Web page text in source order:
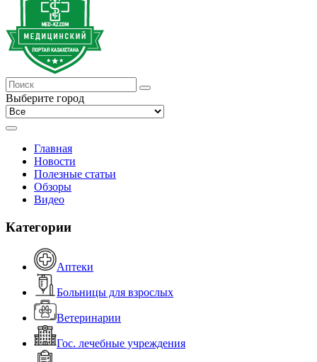
Выберите город
Главная
Новости
Полезные статьи
Обзоры
Видео
Категории
Аптеки
Больницы для взрослых
Ветеринарии
Гос. лечебные учреждения